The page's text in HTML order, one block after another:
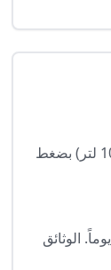
نورّد ضواغط هواء حلزونية (7.5–100 حصان)، وضواغط ترددية (2–15 حصان)، وخزانات هواء متوافقة (50–10000 لتر) بضغط
نعم — شحن بالحاويات البحرية من جدة عبر ميناء الدار البيضاء وطنجة المتوسط، من الباب إلى الباب خلال 30 يوماً. الوثائق